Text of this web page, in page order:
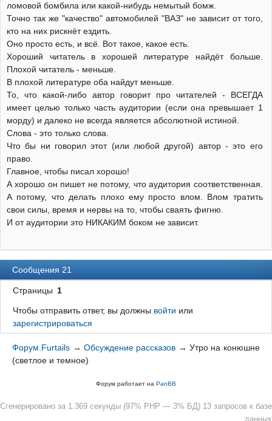
ломовой бомбила или какой-нибудь немытый бомж.
Точно так же "качество" автомобилей "ВАЗ" не зависит от того,
кто на них рискнёт ездить.
Оно просто есть, и всё. Вот такое, какое есть.
Хороший читатель в хорошей литературе найдёт больше.
Плохой читатель - меньше.
В плохой литературе оба найдут меньше.
То, что какой-либо автор говорит про читателей - ВСЕГДА
имеет целью только часть аудитории (если она превышает 1
морду) и далеко не всегда является абсолютной истиной.
Слова - это только слова.
Что бы ни говорил этот (или любой другой) автор - это его
право.
Главное, чтобы писал хорошо!
А хорошо он пишет не потому, что аудитория соответственная.
А потому, что делать плохо ему просто влом. Влом тратить
свои силы, время и нервы на то, чтобы сваять фигню.
И от аудитории это НИКАКИМ боком не зависит.
Сообщения 21
Страницы 1
Чтобы отправить ответ, вы должны войти или
зарегистрироваться
Форум.Furtails →Обсуждение рассказов →Утро на конюшне
(светлое и темное)
Форум работает на PanBB
Сгенерировано за 1.369 секунды (97% PHP — 3% БД) 13 запросов к базе
данных